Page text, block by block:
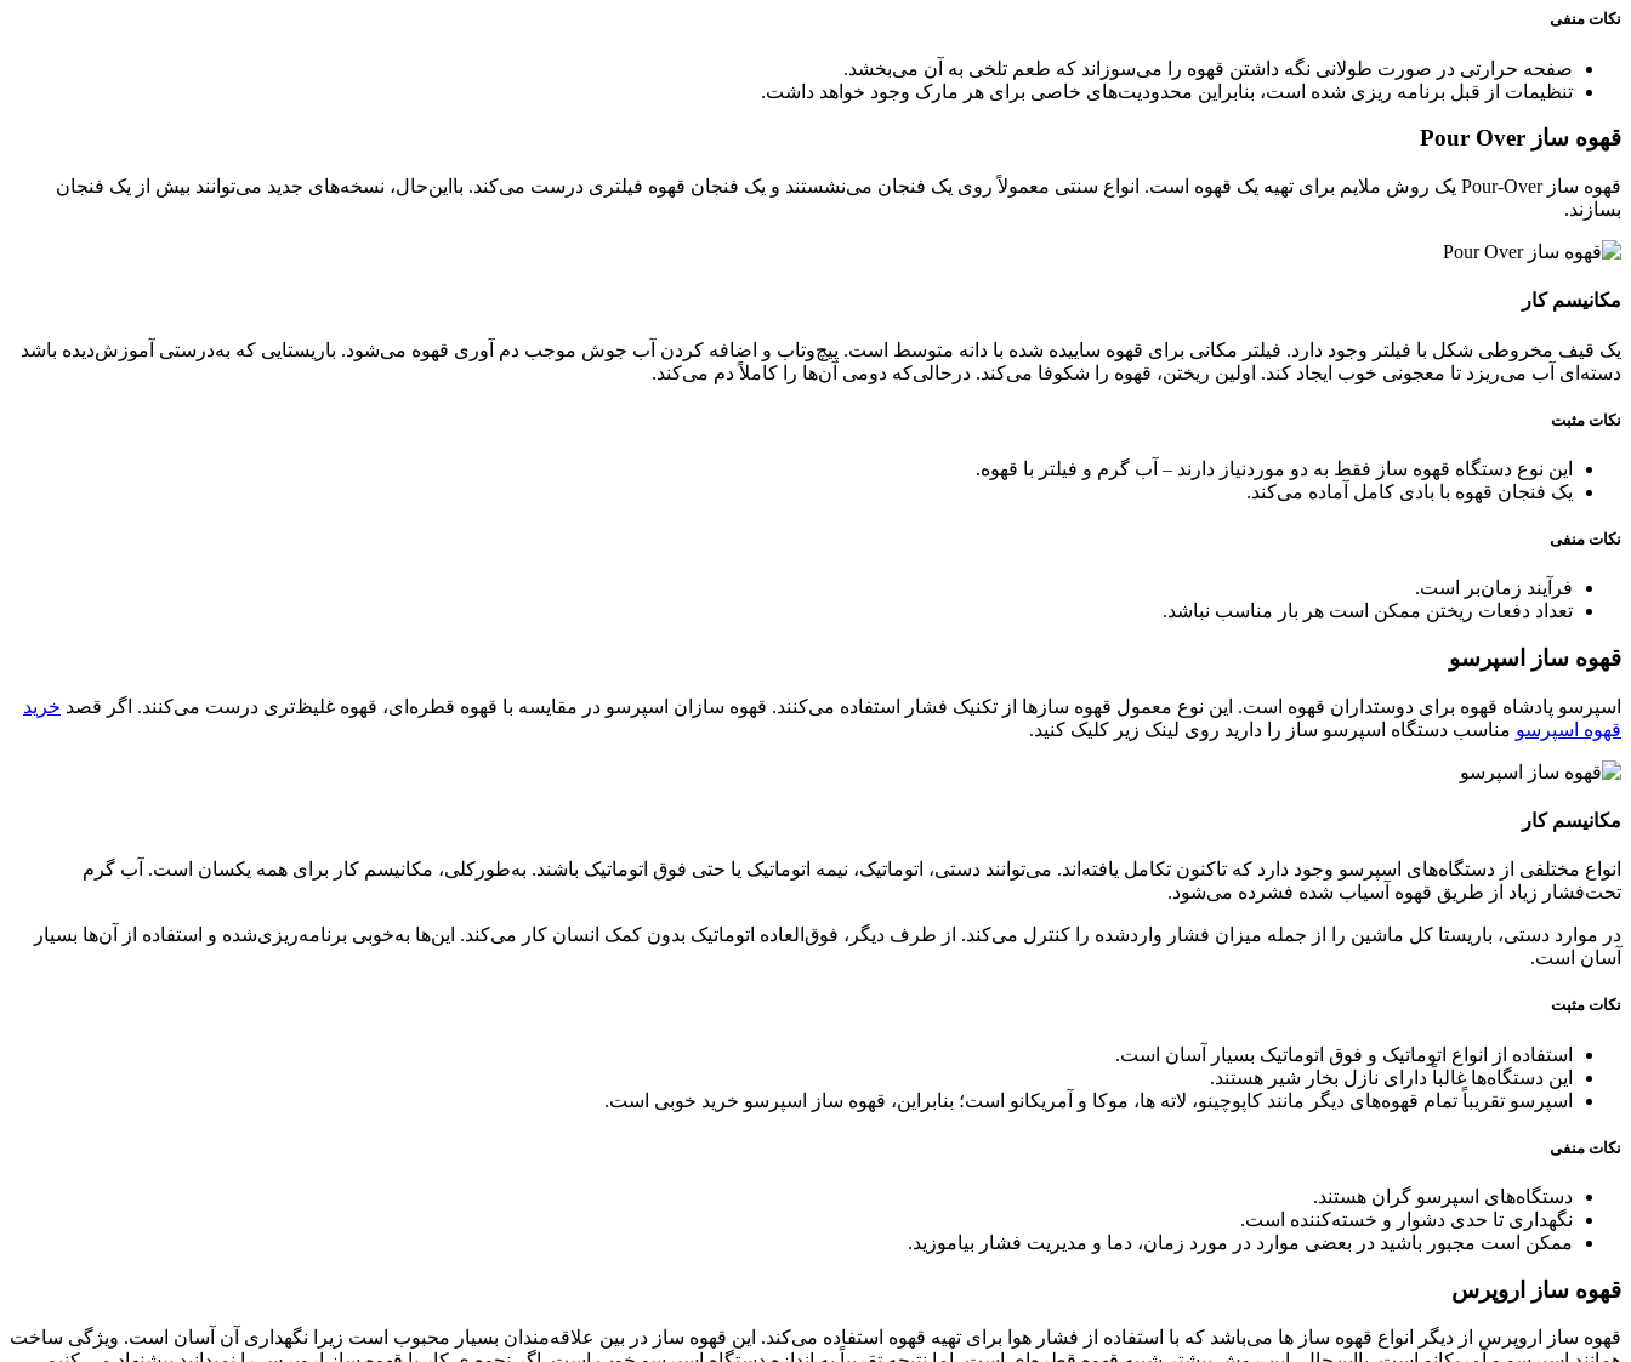
نکات منفی
صفحه حرارتی در صورت طولانی نگه داشتن قهوه را می‌سوزاند که طعم تلخی به آن می‌بخشد.
تنظیمات از قبل برنامه ریزی شده است، بنابراین محدودیت‌های خاصی برای هر مارک وجود خواهد داشت.
قهوه ساز Pour Over
قهوه ساز Pour-Over یک روش ملایم برای تهیه یک قهوه است. انواع سنتی معمولاً روی یک فنجان می‌نشستند و یک فنجان قهوه فیلتری درست می‌کند. بااین‌حال، نسخه‌های جدید می‌توانند بیش از یک فنجان
بسازند.
مکانیسم کار
یک قیف مخروطی شکل با فیلتر وجود دارد. فیلتر مکانی برای قهوه ساییده شده با دانه متوسط است. پیچ‌وتاب و اضافه کردن آب جوش موجب دم آوری قهوه می‌شود. باریستایی که به‌درستی آموزش‌دیده باشد
دسته‌ای آب می‌ریزد تا معجونی خوب ایجاد کند. اولین ریختن، قهوه را شکوفا می‌کند. درحالی‌که دومی آن‌ها را کاملاً دم می‌کند.
نکات مثبت
این نوع دستگاه قهوه ساز فقط به دو موردنیاز دارند – آب گرم و فیلتر با قهوه.
یک فنجان قهوه با بادی کامل آماده می‌کند.
نکات منفی
فرآیند زمان‌بر است.
تعداد دفعات ریختن ممکن است هر بار مناسب نباشد.
قهوه ساز اسپرسو
اسپرسو پادشاه قهوه برای دوستداران قهوه است. این نوع معمول قهوه سازها از تکنیک فشار استفاده می‌کنند. قهوه سازان اسپرسو در مقایسه با قهوه قطره‌ای، قهوه غلیظ‌تری درست می‌کنند. اگر قصد خرید
قهوه اسپرسو مناسب دستگاه اسپرسو ساز را دارید روی لینک زیر کلیک کنید.
مکانیسم کار
انواع مختلفی از دستگاه‌های اسپرسو وجود دارد که تاکنون تکامل یافته‌اند. می‌توانند دستی، اتوماتیک، نیمه اتوماتیک یا حتی فوق اتوماتیک باشند. به‌طورکلی، مکانیسم کار برای همه یکسان است. آب گرم
تحت‌فشار زیاد از طریق قهوه آسیاب شده فشرده می‌شود.
در موارد دستی، باریستا کل ماشین را از جمله میزان فشار واردشده را کنترل می‌کند. از طرف دیگر، فوق‌العاده اتوماتیک بدون کمک انسان کار می‌کند. این‌ها به‌خوبی برنامه‌ریزی‌شده و استفاده از آن‌ها بسیار
آسان است.
نکات مثبت
استفاده از انواع اتوماتیک و فوق اتوماتیک بسیار آسان است.
این دستگاه‌ها غالباً دارای نازل بخار شیر هستند.
اسپرسو تقریباً تمام قهوه‌های دیگر مانند کاپوچینو، لاته ها، موکا و آمریکانو است؛ بنابراین، قهوه ساز اسپرسو خرید خوبی است.
نکات منفی
دستگاه‌های اسپرسو گران هستند.
نگهداری تا حدی دشوار و خسته‌کننده است.
ممکن است مجبور باشید در بعضی موارد در مورد زمان، دما و مدیریت فشار بیاموزید.
قهوه ساز اروپرس
قهوه ساز اروپرس از دیگر انواع قهوه ساز ها می‌باشد که با استفاده از فشار هوا برای تهیه قهوه استفاده می‌کند. این قهوه ساز در بین علاقه‌مندان بسیار محبوب است زیرا نگهداری آن آسان است. ویژگی ساخت